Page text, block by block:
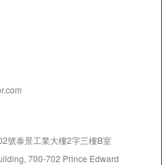
號泰景工業大樓2字三樓B室
700-702 Prince Edward